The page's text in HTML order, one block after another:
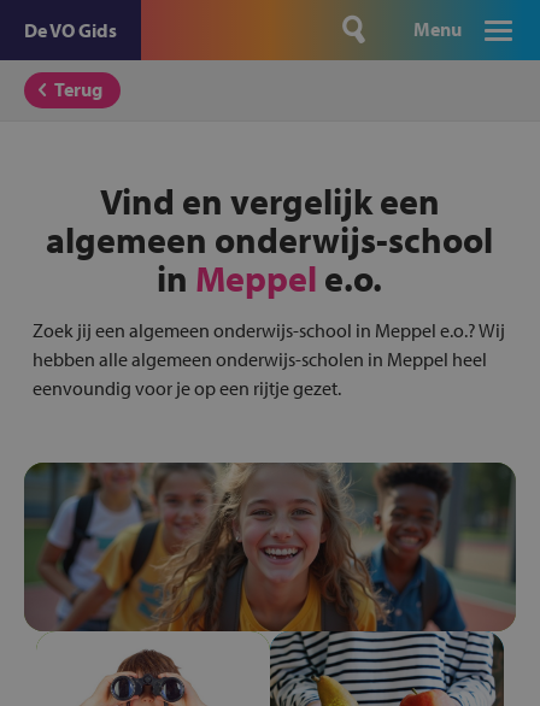
De VO Gids Menu
Terug
Vind en vergelijk een
algemeen onderwijs-school
in Meppel e.o.
Zoek jij een algemeen onderwijs-school in Meppel e.o.? Wij
hebben alle algemeen onderwijs-scholen in Meppel heel
eenvoundig voor je op een rijtje gezet.